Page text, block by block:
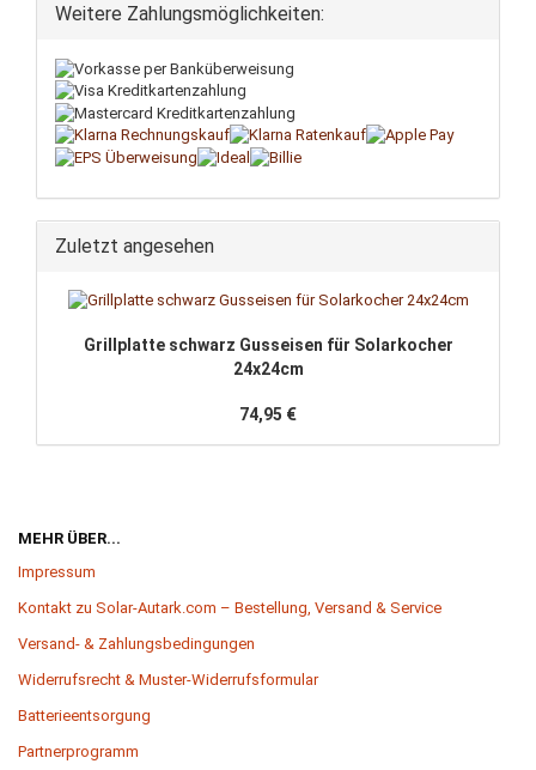
Weitere Zahlungsmöglichkeiten:
Zuletzt angesehen
Grillplatte schwarz Gusseisen für Solarkocher
24x24cm
74,95 €
MEHR ÜBER...
Impressum
Kontakt zu Solar-Autark.com – Bestellung, Versand & Service
Versand- & Zahlungsbedingungen
Widerrufsrecht & Muster-Widerrufsformular
Batterieentsorgung
Partnerprogramm